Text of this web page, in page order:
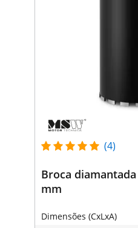
(4)
Broca
mm
Dimensões (CxLxA)